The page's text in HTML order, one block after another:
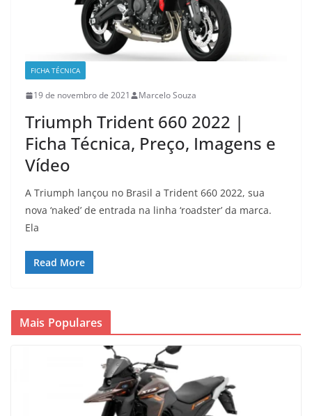
FICHA TÉCNICA
19 de novembro de 2021 Marcelo Souza
Triumph Trident 660 2022 |
Ficha Técnica, Preço, Imagens e
Vídeo
A Triumph lançou no Brasil a Trident 660 2022, sua
nova ‘naked’ de entrada na linha ‘roadster’ da marca.
Ela
Read More
Mais Populares